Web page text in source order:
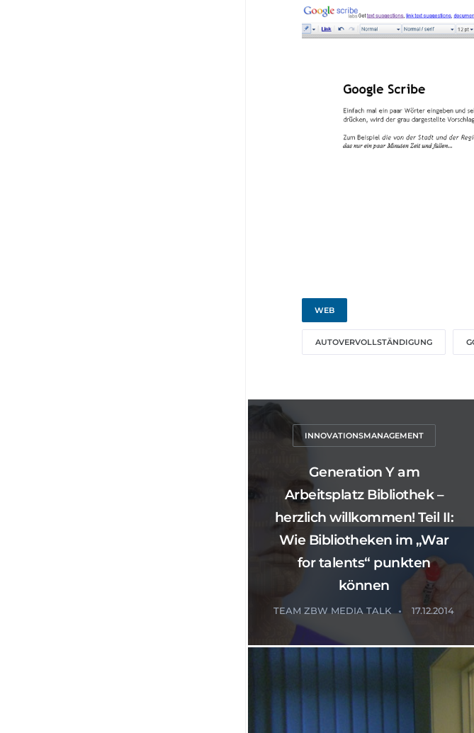
WEB
AUTOVERVOLLSTÄNDIGUNG
INNOVATIONSMANAGEMENT
Generation Y am
Arbeitsplatz Bibliothek –
herzlich willkommen! Teil II:
Wie Bibliotheken im „War
for talents“ punkten
können
TEAM ZBW MEDIA TALK 17.12.2014